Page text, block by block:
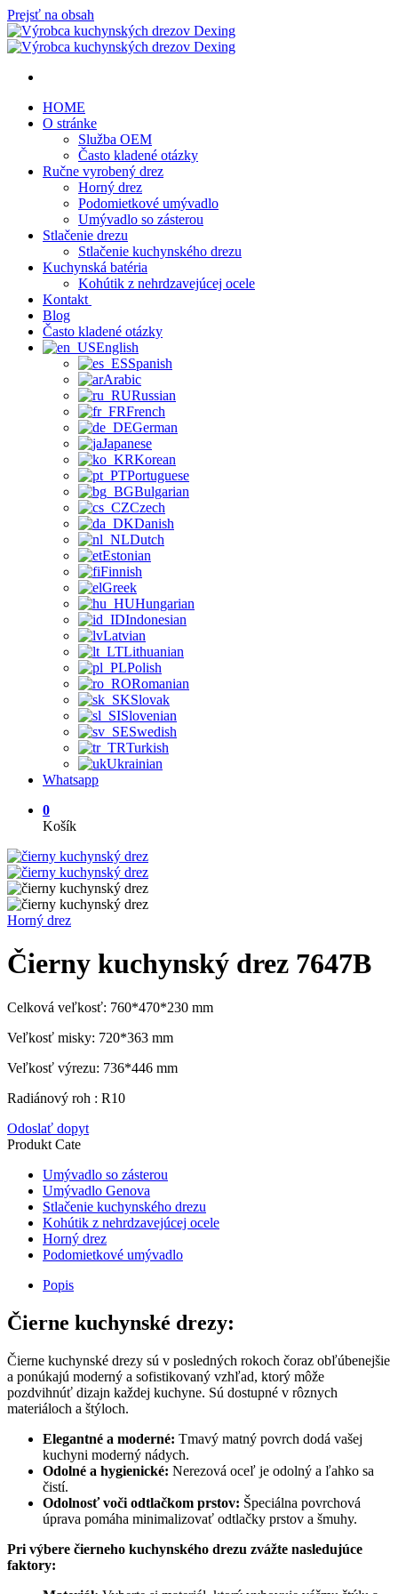
Prejsť na obsah
HOME
O stránke
Služba OEM
Často kladené otázky
Ručne vyrobený drez
Horný drez
Podomietkové umývadlo
Umývadlo so zásterou
Stlačenie drezu
Stlačenie kuchynského drezu
Kuchynská batéria
Kohútik z nehrdzavejúcej ocele
Kontakt
Blog
Často kladené otázky
English
Spanish
Arabic
Russian
French
German
Japanese
Korean
Portuguese
Bulgarian
Czech
Danish
Dutch
Estonian
Finnish
Greek
Hungarian
Indonesian
Latvian
Lithuanian
Polish
Romanian
Slovak
Slovenian
Swedish
Turkish
Ukrainian
Whatsapp
0
Košík
Horný drez
Čierny kuchynský drez 7647B
Celková veľkosť: 760*470*230 mm
Veľkosť misky: 720*363 mm
Veľkosť výrezu: 736*446 mm
Radiánový roh : R10
Odoslať dopyt
Produkt Cate
Umývadlo so zásterou
Umývadlo Genova
Stlačenie kuchynského drezu
Kohútik z nehrdzavejúcej ocele
Horný drez
Podomietkové umývadlo
Popis
Čierne kuchynské drezy:
Čierne kuchynské drezy sú v posledných rokoch čoraz obľúbenejšie
a ponúkajú moderný a sofistikovaný vzhľad, ktorý môže
pozdvihnúť dizajn každej kuchyne. Sú dostupné v rôznych
materiáloch a štýloch.
Elegantné a moderné: Tmavý matný povrch dodá vašej
kuchyni moderný nádych.
Odolné a hygienické: Nerezová oceľ je odolný a ľahko sa
čistí.
Odolnosť voči odtlačkom prstov: Špeciálna povrchová
úprava pomáha minimalizovať odtlačky prstov a šmuhy.
Pri výbere čierneho kuchynského drezu zvážte nasledujúce
faktory: